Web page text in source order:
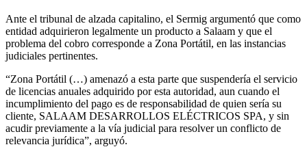
Ante el tribunal de alzada capitalino, el Sermig argumentó que como
entidad adquirieron legalmente un producto a Salaam y que el
problema del cobro corresponde a Zona Portátil, en las instancias
judiciales pertinentes.
“Zona Portátil (…) amenazó a esta parte que suspendería el servicio
de licencias anuales adquirido por esta autoridad, aun cuando el
incumplimiento del pago es de responsabilidad de quien sería su
cliente, SALAAM DESARROLLOS ELÉCTRICOS SPA, y sin
acudir previamente a la vía judicial para resolver un conflicto de
relevancia jurídica”, arguyó.